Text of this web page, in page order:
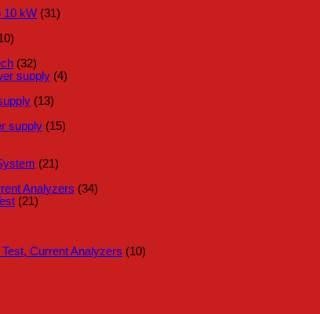
10 kW (31)
(32)
supply (4)
(13)
supply (15)
(21)
Analyzers (34)
(21)
Current Analyzers (10)